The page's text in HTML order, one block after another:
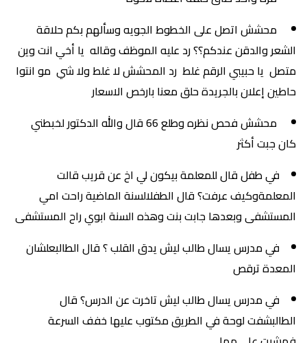
محشش اتصل على الخطوط الجويه وسألهم بكم حلاقة
الشعر والدقن عندكم؟؟ رد عليه الموظف وقاله يا أخي انت وين
متصل يا حبيبي الرقم غلط رد المحشش لا غلط ولا شي مو انتوا
حاطين إعلان بالجريدة حلق معنا بارخص الاسعار
محشش فحص نظره وطلع 66 قال والله الدكتور لخبطني
كان جبت أكثر
في طفل قال للمعلمة بيكون لي اخ عن قريب قالت
المعلمةوكيف عرفت؟ قال الطفلالسنة الماضية راحت امي
المستشفى وبعدها جابت بنت وهذه السنة ابوي راح المستشفى
في مدرس يسال طالب ليش يدق القلب ؟ قال الطالبعلشان
المعدة ترقص
في مدرس يسال طالب ليش تاخرت عن الدرس؟ قال
الطالبشفت لوحة في الطريق مكتوب عليها خفف السرعة